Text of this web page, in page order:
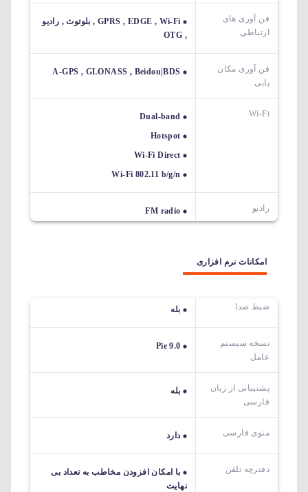
فن آوری های
ارتباطی
GPRS , EDGE , Wi-Fi , بلوتوث , رادیو
, OTG
فن آوری مکان
یابی
A-GPS , GLONASS , Beidou|BDS
Wi-Fi
Dual-band
Hotspot
Wi-Fi Direct
Wi-Fi 802.11 b/g/n
رادیو FM radio
امکانات نرم افزاری
ضبط صدا بله
نسخه سیستم
عامل
Pie 9.0
پشتیبانی از زبان
فارسی
بله
منوی فارسی دارد
دفترچه تلفن
با امکان افزودن مخاطب به تعداد بی
نهایت